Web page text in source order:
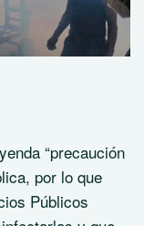
“precaución
por lo que
Públicos